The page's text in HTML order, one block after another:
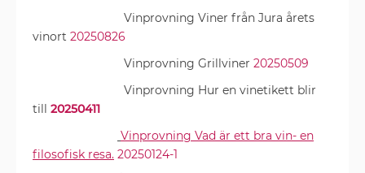
Vinprovning Viner från Jura årets
vinort 20250826
Vinprovning Grillviner 20250509
Vinprovning Hur en vinetikett blir
till
20250411
Vinprovning Vad är ett bra vin- en
filosofisk resa. 20250124-1